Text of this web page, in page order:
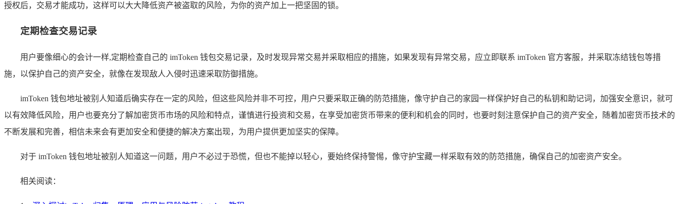
授权后，交易才能成功，这样可以大大降低资产被盗取的风险，为你的资产加上一把坚固的锁。
定期检查交易记录
用户要像细心的会计一样,定期检查自己的 imToken 钱包交易记录，及时发现异常交易并采取相应的措施，如果发现有异常交易，应立即联系 imToken 官方客服，并采取冻结钱包等措
施，以保护自己的资产安全，就像在发现敌人入侵时迅速采取防御措施。
imToken 钱包地址被别人知道后确实存在一定的风险，但这些风险并非不可控，用户只要采取正确的防范措施，像守护自己的家园一样保护好自己的私钥和助记词，加强安全意识，就可
以有效降低风险，用户也要充分了解加密货币市场的风险和特点，谨慎进行投资和交易，在享受加密货币带来的便利和机会的同时，也要时刻注意保护自己的资产安全，随着加密货币技术的
不断发展和完善，相信未来会有更加安全和便捷的解决方案出现，为用户提供更加坚实的保障。
对于 imToken 钱包地址被别人知道这一问题，用户不必过于恐慌，但也不能掉以轻心，要始终保持警惕，像守护宝藏一样采取有效的防范措施，确保自己的加密资产安全。
相关阅读：